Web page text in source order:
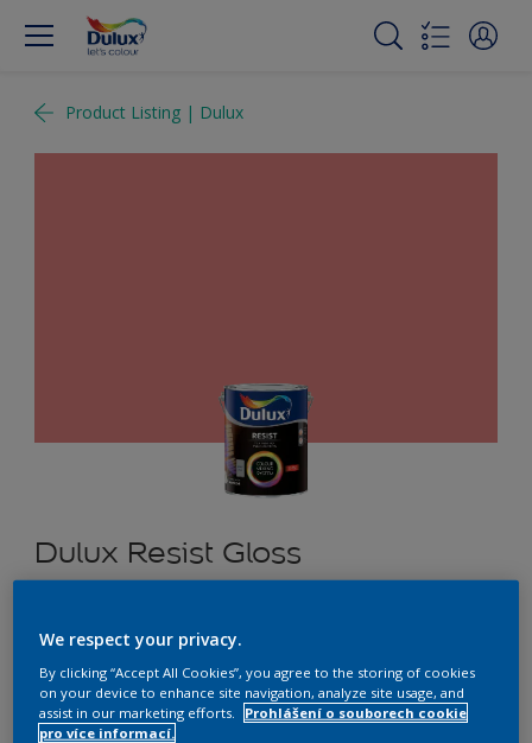
Product Listing | Dulux
Dulux Resist Gloss
B6.28.59
Změnit odstín
We respect your privacy.
By clicking “Accept All Cookies”, you agree to the storing of cookies
on your device to enhance site navigation, analyze site usage, and
assist in our marketing efforts.
Prohlášení o souborech cookie
pro více informací.